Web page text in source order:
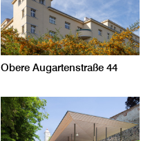
Obere Augartenstraße 44